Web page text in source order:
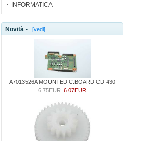
INFORMATICA
Novità - [vedi]
A7013526A MOUNTED C.BOARD CD-430
6.75EUR 6.07EUR